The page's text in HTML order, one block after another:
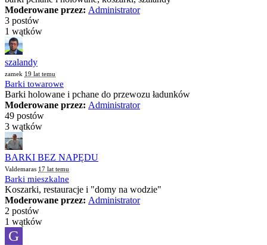
Moderowane przez: Administrator
3 postów
1 wątków
szalandy
zamek 19 lat temu
Barki towarowe
Barki holowane i pchane do przewozu ładunków
Moderowane przez: Administrator
49 postów
3 wątków
BARKI BEZ NAPĘDU
Valdemaras 17 lat temu
Barki mieszkalne
Koszarki, restauracje i "domy na wodzie"
Moderowane przez: Administrator
2 postów
1 wątków
G